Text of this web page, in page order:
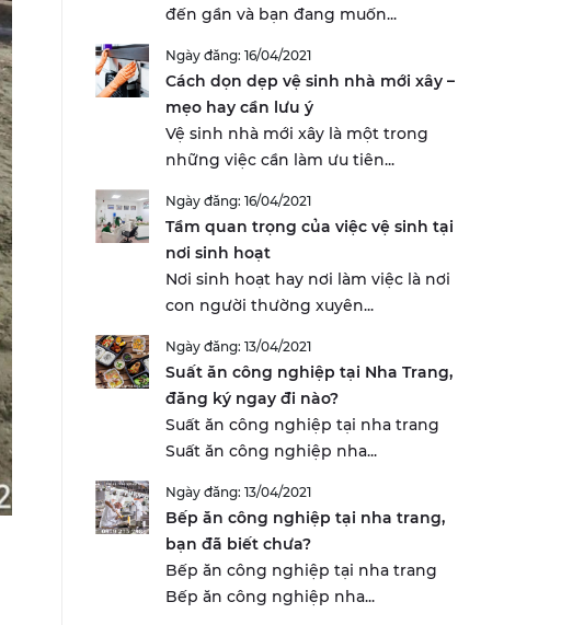
đến gần và bạn đang muốn...
Ngày đăng: 16/04/2021
Cách dọn dẹp vệ sinh nhà mới xây –
mẹo hay cần lưu ý
Vệ sinh nhà mới xây là một trong
những việc cần làm ưu tiên...
Ngày đăng: 16/04/2021
Tầm quan trọng của việc vệ sinh tại
nơi sinh hoạt
Nơi sinh hoạt hay nơi làm việc là nơi
con người thường xuyên...
Ngày đăng: 13/04/2021
Suất ăn công nghiệp tại Nha Trang,
đăng ký ngay đi nào?
Suất ăn công nghiệp tại nha trang
Suất ăn công nghiệp nha...
Ngày đăng: 13/04/2021
Bếp ăn công nghiệp tại nha trang,
bạn đã biết chưa?
Bếp ăn công nghiệp tại nha trang
Bếp ăn công nghiệp nha...